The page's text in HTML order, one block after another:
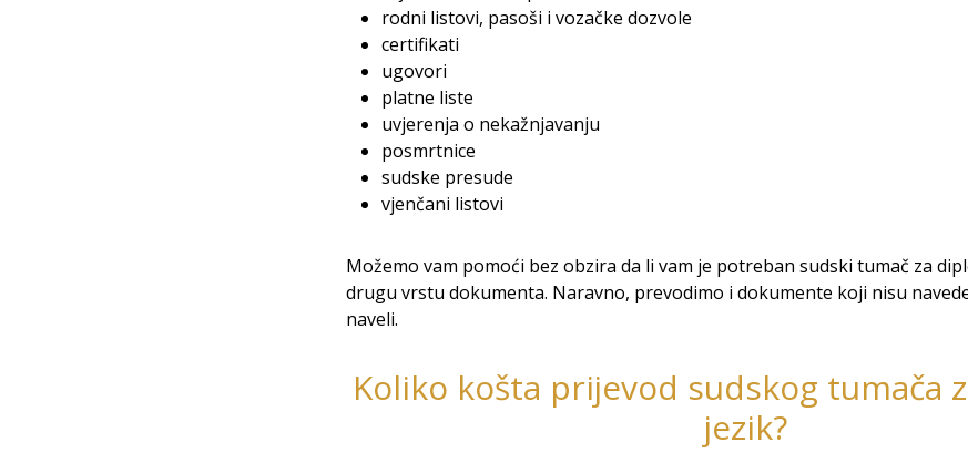
rodni listovi, pasoši i vozačke dozvole
certifikati
ugovori
platne liste
uvjerenja o nekažnjavanju
posmrtnice
sudske presude
vjenčani listovi
Možemo vam pomoći bez obzira da li vam je potreban sudski tumač za
drugu vrstu dokumenta. Naravno, prevodimo i dokumente koji nisu
naveli.
Koliko košta prijevod sudskog tumača
jezik?